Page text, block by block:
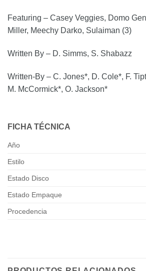
Featuring – Casey Veggies, Domo
Miller, Meechy Darko, Sulaiman (3)
Written By – D. Simms, S. Shabazz
Written-By – C. Jones*, D. Cole*, F.
M. McCormick*, O. Jackson*
FICHA TÉCNICA
Año
Estilo
Estado Disco
Estado Empaque
Procedencia